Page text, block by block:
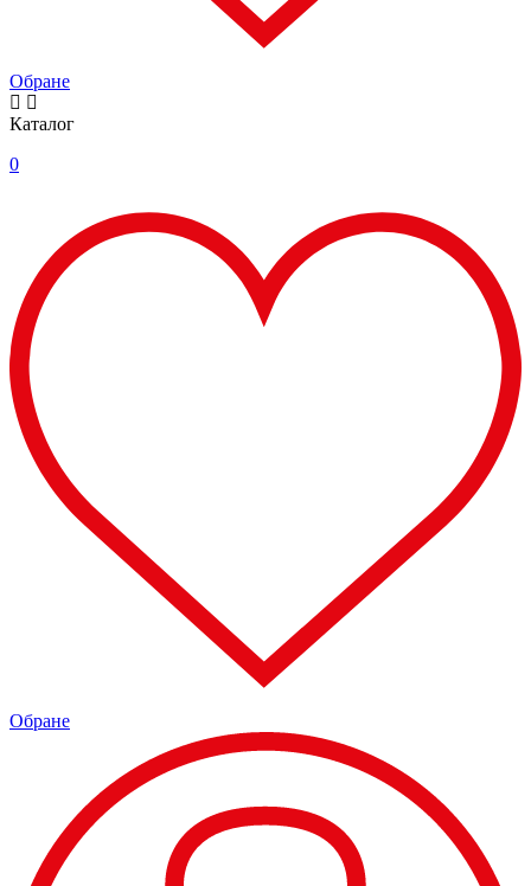
Обране
Каталог
0
Обране